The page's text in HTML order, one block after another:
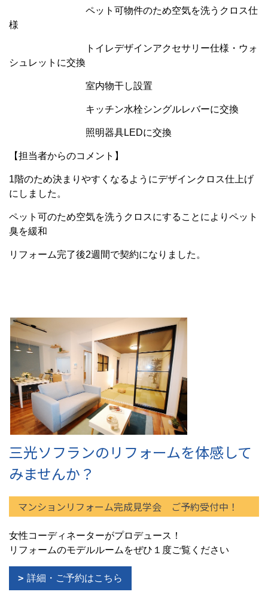
ペット可物件のため空気を洗うクロス仕
様
トイレデザインアクセサリー仕様・ウォ
シュレットに交換
室内物干し設置
キッチン水栓シングルレバーに交換
照明器具LEDに交換
【担当者からのコメント】
1階のため決まりやすくなるようにデザインクロス仕上げ
にしました。
ペット可のため空気を洗うクロスにすることによりペット
臭を緩和
リフォーム完了後2週間で契約になりました。
三光ソフランのリフォームを体感して
みませんか？
マンションリフォーム完成見学会 ご予約受付中！
女性コーディネーターがプロデュース！
リフォームのモデルルームをぜひ１度ご覧ください
詳細・ご予約はこちら